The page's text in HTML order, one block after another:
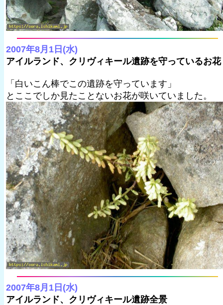
2007年8月1日(水)
アイルランド、クリヴィキール遺跡を守っているお花
「白いこん棒でこの遺跡を守っています」
とここでしか見たことないお花が咲いていました。
2007年8月1日(水)
アイルランド、クリヴィキール遺跡全景